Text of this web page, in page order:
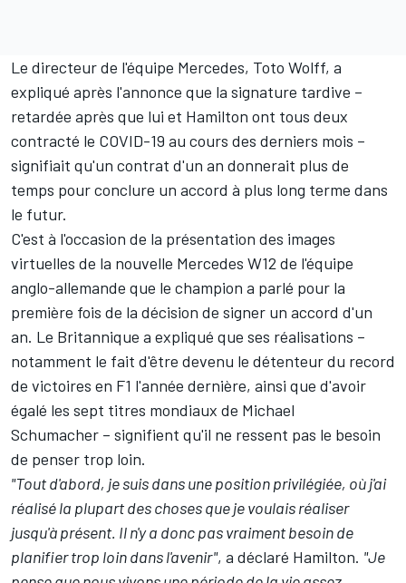
Le directeur de l'équipe Mercedes, Toto Wolff, a
expliqué après l'annonce que la signature tardive –
retardée après que lui et Hamilton ont tous deux
contracté le COVID-19 au cours des derniers mois –
signifiait qu'un contrat d'un an donnerait plus de
temps pour conclure un accord à plus long terme dans
le futur.
C'est à l'occasion de la présentation des images
virtuelles de la nouvelle Mercedes W12 de l'équipe
anglo-allemande que le champion a parlé pour la
première fois de la décision de signer un accord d'un
an. Le Britannique a expliqué que ses réalisations –
notamment le fait d'être devenu le détenteur du record
de victoires en F1 l'année dernière, ainsi que d'avoir
égalé les sept titres mondiaux de Michael
Schumacher – signifient qu'il ne ressent pas le besoin
de penser trop loin.
"Tout d'abord, je suis dans une position privilégiée, où j'ai
réalisé la plupart des choses que je voulais réaliser
jusqu'à présent. Il n'y a donc pas vraiment besoin de
planifier trop loin dans l'avenir", a déclaré Hamilton. "Je